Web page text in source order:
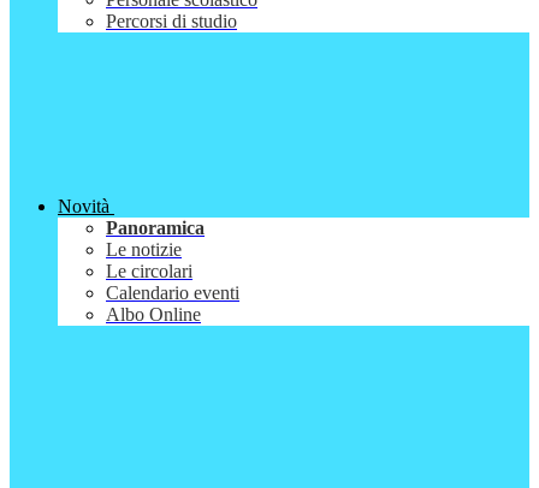
Percorsi di studio
Novità
Panoramica
Le notizie
Le circolari
Calendario eventi
Albo Online